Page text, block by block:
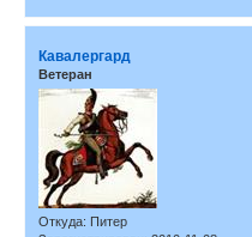
Кавалергард
Ветеран
Откуда: Питер